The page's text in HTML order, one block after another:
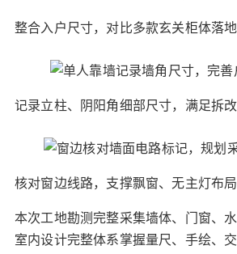
整合入户尺寸，对比多款玄关柜体落地
记录立柱、阴阳角细部尺寸，满足拆
核对窗边线路，支撑飘窗、无主灯布局
本次工地勘测完整采集墙体、门窗、
室内设计完整体系掌握量尺、手绘、